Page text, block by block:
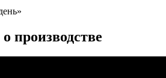
производстве